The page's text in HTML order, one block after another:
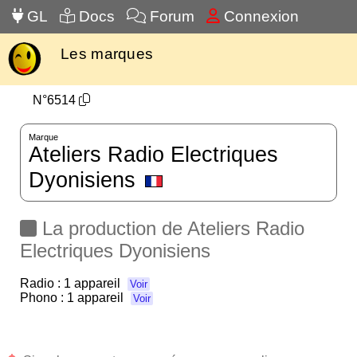
GL Docs Forum Connexion
Les marques
N°6514
Marque
Ateliers Radio Electriques
Dyonisiens
La production de Ateliers Radio
Electriques Dyonisiens
Radio : 1 appareil Voir
Phono : 1 appareil Voir